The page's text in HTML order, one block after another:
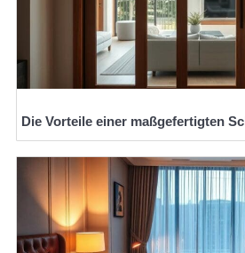
Die Vorteile einer maßgefertigten